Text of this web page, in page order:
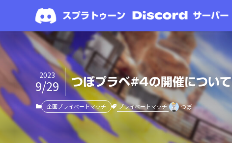
つぼプラベ#4の開催について
2023
9/29
企画プライベートマッチ プライベートマッチ つぼ